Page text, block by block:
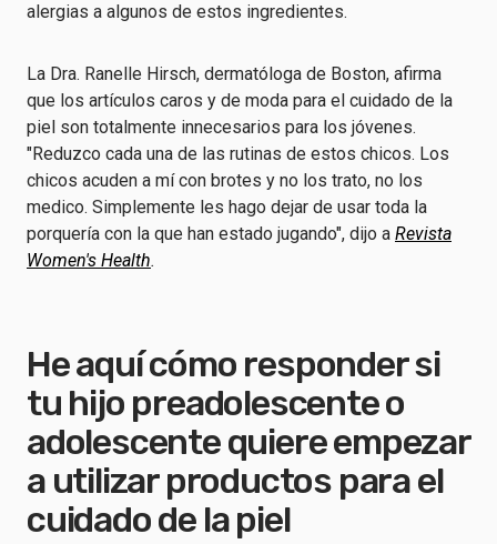
alergias a algunos de estos ingredientes.
La Dra. Ranelle Hirsch, dermatóloga de Boston, afirma
que los artículos caros y de moda para el cuidado de la
piel son totalmente innecesarios para los jóvenes.
"Reduzco cada una de las rutinas de estos chicos. Los
chicos acuden a mí con brotes y no los trato, no los
medico. Simplemente les hago dejar de usar toda la
porquería con la que han estado jugando", dijo a Revista
Women's Health.
He aquí cómo responder si
tu hijo preadolescente o
adolescente quiere empezar
a utilizar productos para el
cuidado de la piel